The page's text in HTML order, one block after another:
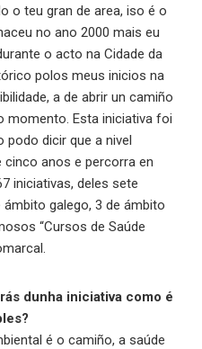
o teu gran de area, iso é o
no ano 2000 mais eu
o acto na Cidade da
polos meus inicios na
a de abrir un camiño
momento. Esta iniciativa foi
dicir que a nivel
cinco anos e percorra en
iniciativas, deles sete
galego, 3 de ámbito
“Cursos de Saúde
dunha iniciativa como é
é o camiño, a saúde